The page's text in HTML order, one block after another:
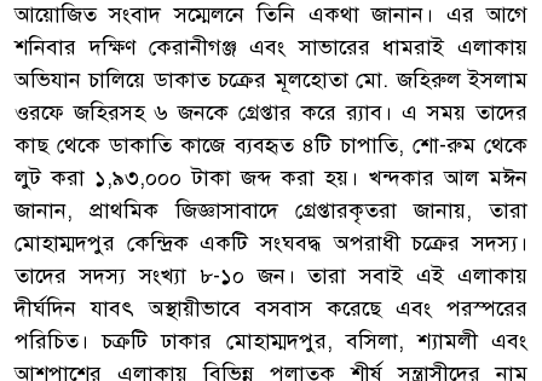
আয়োজিত সংবাদ সম্মেলনে তিনি একথা জানান। এর আগে
শনিবার দক্ষিণ কেরানীগঞ্জ এবং সাভারের ধামরাই এলাকায়
অভিযান চালিয়ে ডাকাত চক্রের মূলহোতা মো. জহিরুল ইসলাম
ওরফে জহিরসহ ৬ জনকে গ্রেপ্তার করে র‌্যাব। এ সময় তাদের
কাছ থেকে ডাকাতি কাজে ব্যবহৃত ৪টি চাপাতি, শো-রুম থেকে
লুট করা ১,৯৩,০০০ টাকা জব্দ করা হয়। খন্দকার আল মঈন
জানান, প্রাথমিক জিজ্ঞাসাবাদে গ্রেপ্তারকৃতরা জানায়, তারা
মোহাম্মদপুর কেন্দ্রিক একটি সংঘবদ্ধ অপরাধী চক্রের সদস্য।
তাদের সদস্য সংখ্যা ৮-১০ জন। তারা সবাই এই এলাকায়
দীর্ঘদিন যাবৎ অস্থায়ীভাবে বসবাস করেছে এবং পরস্পরের
পরিচিত। চক্রটি ঢাকার মোহাম্মদপুর, বসিলা, শ্যামলী এবং
আশপাশের এলাকায় বিভিন্ন পলাতক শীর্ষ সন্ত্রাসীদের নাম